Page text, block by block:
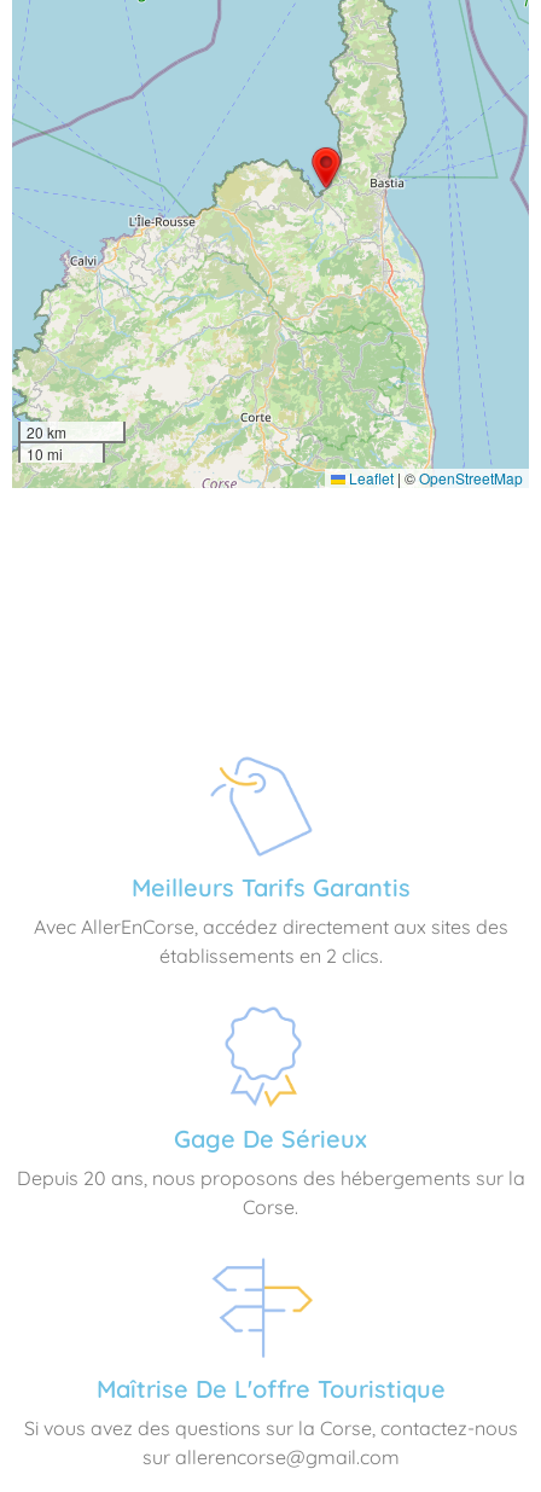
20 km
10 mi
Leaflet | ©OpenStreetMap
Meilleurs Tarifs Garantis
Avec AllerEnCorse, accédez directement aux sites des
établissements en 2 clics.
Gage De Sérieux
Depuis 20 ans, nous proposons des hébergements sur la
Corse.
Maîtrise De L'offre Touristique
Si vous avez des questions sur la Corse, contactez-nous
sur allerencorse@gmail.com